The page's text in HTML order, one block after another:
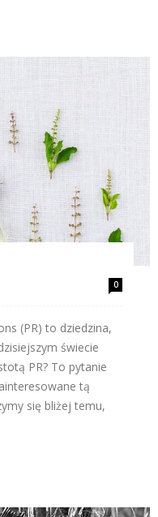
0
(PR) to dziedzina,
świecie
PR? To pytanie
tą
się bliżej temu,